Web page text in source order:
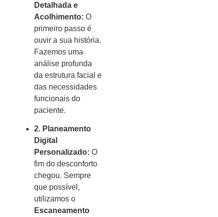
Detalhada e
Acolhimento: O
primeiro passo é
ouvir a sua história.
Fazemos uma
análise profunda
da estrutura facial e
das necessidades
funcionais do
paciente.
2. Planeamento
Digital
Personalizado: O
fim do desconforto
chegou. Sempre
que possível,
utilizamos o
Escaneamento